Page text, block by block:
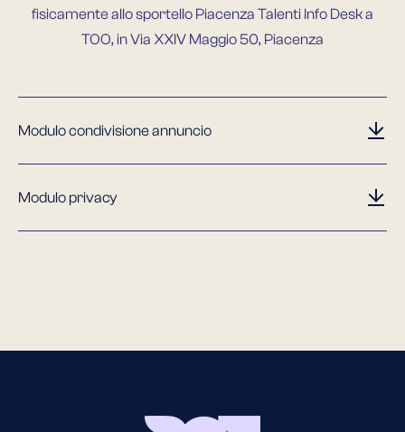
fisicamente allo sportello Piacenza Talenti Info Desk a
TOO, in Via XXIV Maggio 50, Piacenza
Modulo condivisione annuncio
Modulo privacy